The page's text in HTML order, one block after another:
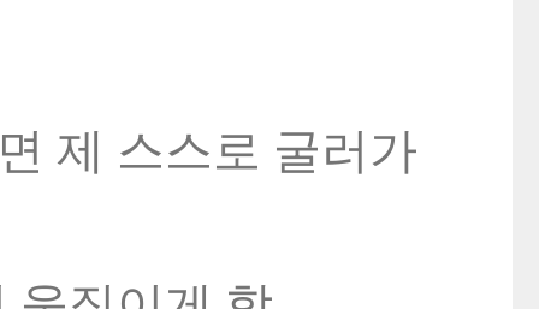
제 스스로 굴러가